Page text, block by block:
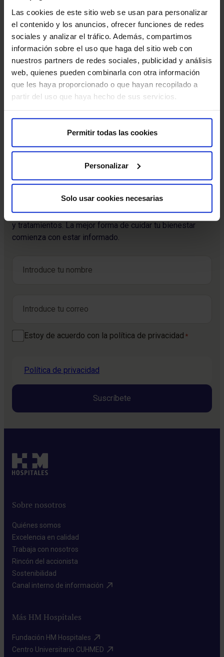
Las cookies de este sitio web se usan para personalizar
el contenido y los anuncios, ofrecer funciones de redes
sociales y analizar el tráfico. Además, compartimos
información sobre el uso que haga del sitio web con
nuestros partners de redes sociales, publicidad y análisis
web, quienes pueden combinarla con otra información
que les haya proporcionado o que hayan recopilado a
partir del uso que haya hecho de sus servicios.
Permitir todas las cookies
Personalizar
Solo usar cookies necesarias
HM Nuevo Belén crea un Comité de
Lactancia para promover la lactancia
materna desde el nacimiento del bebé
HM Nuevo Belén pone en marcha esta iniciativa,
consciente de la importancia que tiene, como hospital
materno-infantil, e…
Suscríbete y cuida tu salud
Recibe contenido exclusivo sobre prevención de la salud
y tratamientos. La mejor forma de cuidar tu bienestar
comienza con estar informado.
Consentimiento *
Estoy de acuerdo con la política de privacidad *
Política de privacidad
Sobre nosotros
Quiénes somos​
Excelencia en calidad​
Trabaja con nosotros​
Rincón del accionista​
Sostenibilidad​
Canal interno de información​
Más HM Hospitales
Fundación HM Hospitales​
Centro Universitario CUHMED​